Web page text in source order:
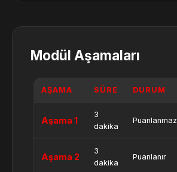
Modül Aşamaları
AŞAMA SÜRE DURUM
Aşama 1
3
dakika
Puanlanmaz
Aşama 2
3
dakika
Puanlanır